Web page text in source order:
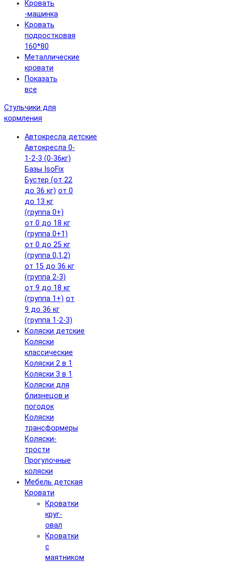
Кровать
-машинка
Кровать
подростковая
160*80
Металлические
кровати
Показать
все
Стульчики для
кормления
Автокресла детские
Автокресла 0-
1-2-3 (0-36кг)
Базы IsoFix
Бустер (от 22
до 36 кг) от 0
до 13 кг
(группа 0+)
от 0 до 18 кг
(группа 0+1)
от 0 до 25 кг
(группа 0,1,2)
от 15 до 36 кг
(группа 2-3)
от 9 до 18 кг
(группа 1+) от
9 до 36 кг
(группа 1-2-3)
Коляски детские
Коляски
классические
Коляски 2 в 1
Коляски 3 в 1
Коляски для
близнецов и
погодок
Коляски
трансформеры
Коляски-
трости
Прогулочные
коляски
Мебель детская
Кровати
Кроватки
круг-
овал
Кроватки
с
маятником